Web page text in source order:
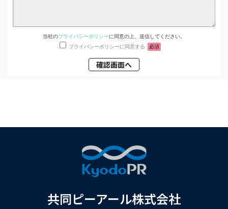
当社のプライバシーポリシーに同意の上、送信してください。
プライバシーポリシーに同意する
必須
共同ピーアール株式会社